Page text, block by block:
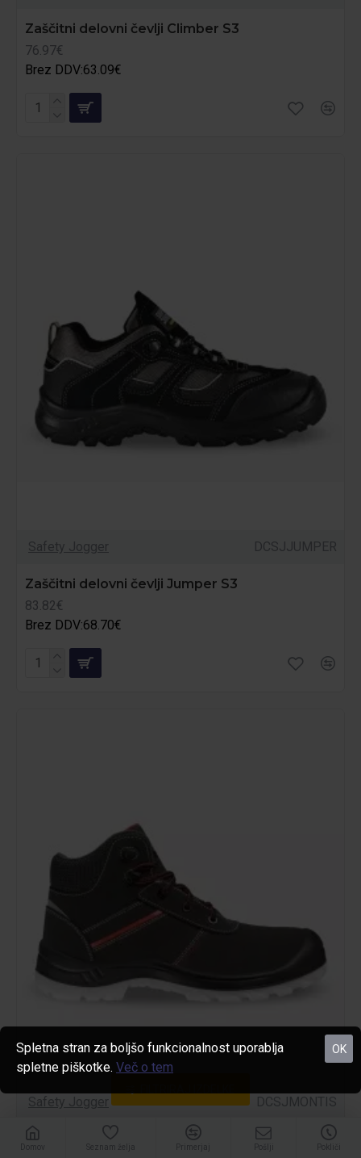
Zaščitni delovni čevlji Climber S3
76.97€
Brez DDV:63.09€
Safety Jogger DCSJJUMPER
Zaščitni delovni čevlji Jumper S3
83.82€
Brez DDV:68.70€
Safety Jogger DCSJMONTIS
Zaščitni delovni čevlji Montis S3
Domov Seznam želja Primerjaj Pokliči
OK
Spletna stran za boljšo funkcionalnost uporablja
spletne piškotke. Več o tem